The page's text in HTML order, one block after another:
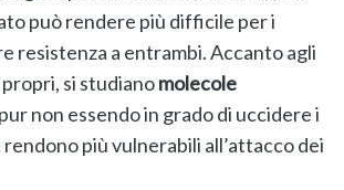
può rendere più difficile per i
resistenza a entrambi. Accanto agli
si studianomolecole
non essendo in grado di uccidere i
più vulnerabili all’attacco dei